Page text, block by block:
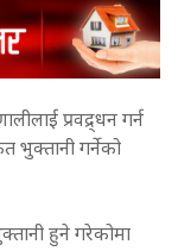
प्रवद्र्धन गर्न
भुक्तानी गर्नेको
हुने गरेकोमा